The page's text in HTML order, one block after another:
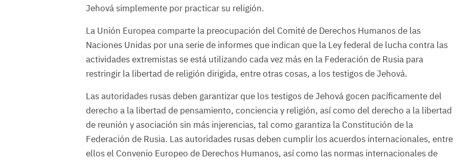
Jehová simplemente por practicar su religión.
La Unión Europea comparte la preocupación del Comité de Derechos Humanos de las
Naciones Unidas por una serie de informes que indican que la Ley federal de lucha contra las
actividades extremistas se está utilizando cada vez más en la Federación de Rusia para
restringir la libertad de religión dirigida, entre otras cosas, a los testigos de Jehová.
Las autoridades rusas deben garantizar que los testigos de Jehová gocen pacíficamente del
derecho a la libertad de pensamiento, conciencia y religión, así como del derecho a la libertad
de reunión y asociación sin más injerencias, tal como garantiza la Constitución de la
Federación de Rusia. Las autoridades rusas deben cumplir los acuerdos internacionales, entre
ellos el Convenio Europeo de Derechos Humanos, así como las normas internacionales de